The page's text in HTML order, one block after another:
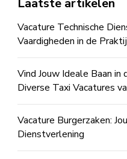
Vacature Technische
Vaardigheden in de
Vind Jouw Ideale Baan
Diverse Taxi Vacatures
Vacature Burgerzaken:
Dienstverlening